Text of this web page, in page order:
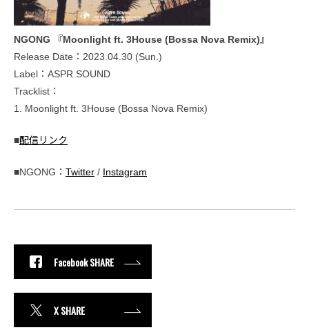
NGONG 『Moonlight ft. 3House (Bossa Nova Remix)』
Release Date：2023.04.30 (Sun.)
Label：ASPR SOUND
Tracklist：
1. Moonlight ft. 3House (Bossa Nova Remix)
■配信リンク
■NGONG： Twitter / Instagram
Facebook SHARE
X SHARE